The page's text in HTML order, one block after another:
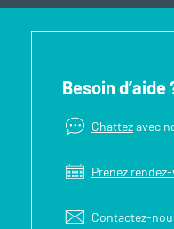
Besoin d’aide
Chattezavec
Prenez
Contactez-